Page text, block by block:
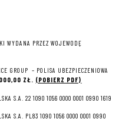
WYDANA PRZEZ WOJEWODĘ
GROUP – POLISA UBEZPIECZENIOWA
ZŁ. (POBIERZ PDF)
S.A. 22 1090 1056 0000 0001 0990 1619
S.A. PL83 1090 1056 0000 0001 0990